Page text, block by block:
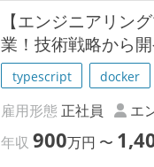
【エンジニアリン
業！技術戦略から
typescript docker
雇用形態 正社員 エ
年収900万円 〜